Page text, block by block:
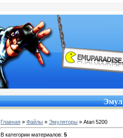
Главная » Файлы » Эмуляторы » Atari 5200
В категории материалов: 5